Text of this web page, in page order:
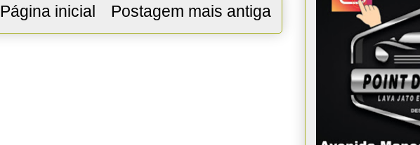
Postagem mais antiga
Página inicial